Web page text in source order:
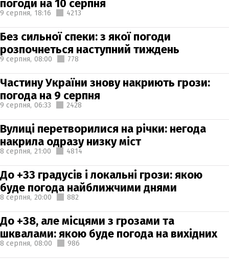
погоди на 10 серпня
9 серпня, 18:16 4213
Без сильної спеки: з якої погоди
розпочнеться наступний тиждень
9 серпня, 08:00 778
Частину України знову накриють грози:
погода на 9 серпня
9 серпня, 06:33 2428
Вулиці перетворилися на річки: негода
накрила одразу низку міст
8 серпня, 21:00 4814
До +33 градусів і локальні грози: якою
буде погода найближчими днями
8 серпня, 20:00 882
До +38, але місцями з грозами та
шквалами: якою буде погода на вихідних
8 серпня, 08:00 986